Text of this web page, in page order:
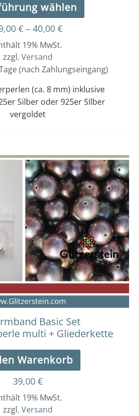
wählen
€ – 40,00 €
19% MwSt.
zzgl. Versand
(nach Zahlungseingang)
(ca. 8 mm) inklusive
Silber oder 925er SIlber
vergoldet
Basic Set
multi + Gliederkette
Warenkorb
39,00 €
19% MwSt.
zzgl. Versand